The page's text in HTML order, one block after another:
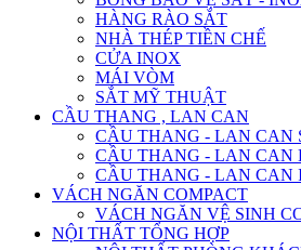
HÀNG RÀO SẮT
NHÀ THÉP TIỀN CHẾ
CỬA INOX
MÁI VÒM
SẮT MỸ THUẬT
CẦU THANG , LAN CAN
CẦU THANG - LAN CAN
CẦU THANG - LAN CAN
CẦU THANG - LAN CAN
VÁCH NGĂN COMPACT
VÁCH NGĂN VỆ SINH
NỘI THẤT TỔNG HỢP